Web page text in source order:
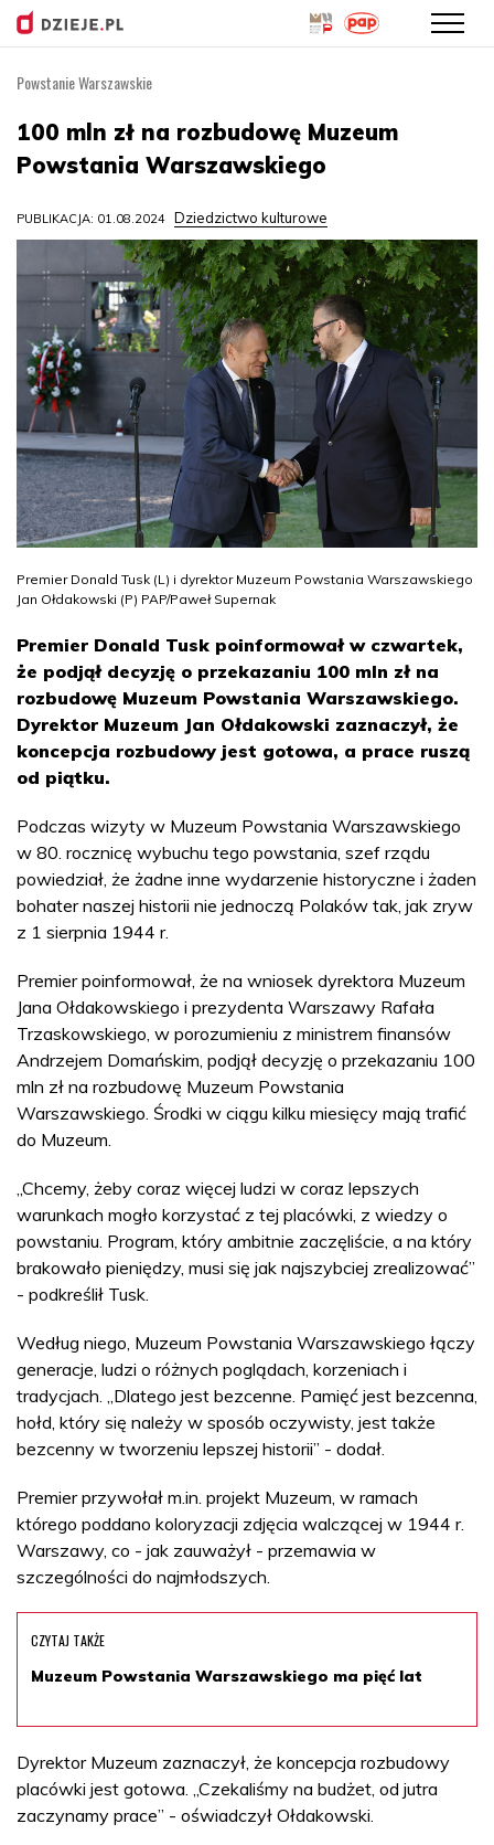
treści
Powstanie Warszawskie
100 mln zł na rozbudowę Muzeum
Powstania Warszawskiego
PUBLIKACJA: 01.08.2024 Dziedzictwo kulturowe
Premier Donald Tusk (L) i dyrektor Muzeum Powstania Warszawskiego
Jan Ołdakowski (P) PAP/Paweł Supernak
Premier Donald Tusk poinformował w czwartek,
że podjął decyzję o przekazaniu 100 mln zł na
rozbudowę Muzeum Powstania Warszawskiego.
Dyrektor Muzeum Jan Ołdakowski zaznaczył, że
koncepcja rozbudowy jest gotowa, a prace ruszą
od piątku.
Podczas wizyty w Muzeum Powstania Warszawskiego
w 80. rocznicę wybuchu tego powstania, szef rządu
powiedział, że żadne inne wydarzenie historyczne i żaden
bohater naszej historii nie jednoczą Polaków tak, jak zryw
z 1 sierpnia 1944 r.
Premier poinformował, że na wniosek dyrektora Muzeum
Jana Ołdakowskiego i prezydenta Warszawy Rafała
Trzaskowskiego, w porozumieniu z ministrem finansów
Andrzejem Domańskim, podjął decyzję o przekazaniu 100
mln zł na rozbudowę Muzeum Powstania
Warszawskiego. Środki w ciągu kilku miesięcy mają trafić
do Muzeum.
„Chcemy, żeby coraz więcej ludzi w coraz lepszych
warunkach mogło korzystać z tej placówki, z wiedzy o
powstaniu. Program, który ambitnie zaczęliście, a na który
brakowało pieniędzy, musi się jak najszybciej zrealizować”
- podkreślił Tusk.
Według niego, Muzeum Powstania Warszawskiego łączy
generacje, ludzi o różnych poglądach, korzeniach i
tradycjach. „Dlatego jest bezcenne. Pamięć jest bezcenna,
hołd, który się należy w sposób oczywisty, jest także
bezcenny w tworzeniu lepszej historii” - dodał.
Premier przywołał m.in. projekt Muzeum, w ramach
którego poddano koloryzacji zdjęcia walczącej w 1944 r.
Warszawy, co - jak zauważył - przemawia w
szczególności do najmłodszych.
CZYTAJ TAKŻE
Muzeum Powstania Warszawskiego ma pięć lat
Dyrektor Muzeum zaznaczył, że koncepcja rozbudowy
placówki jest gotowa. „Czekaliśmy na budżet, od jutra
zaczynamy prace” - oświadczył Ołdakowski.